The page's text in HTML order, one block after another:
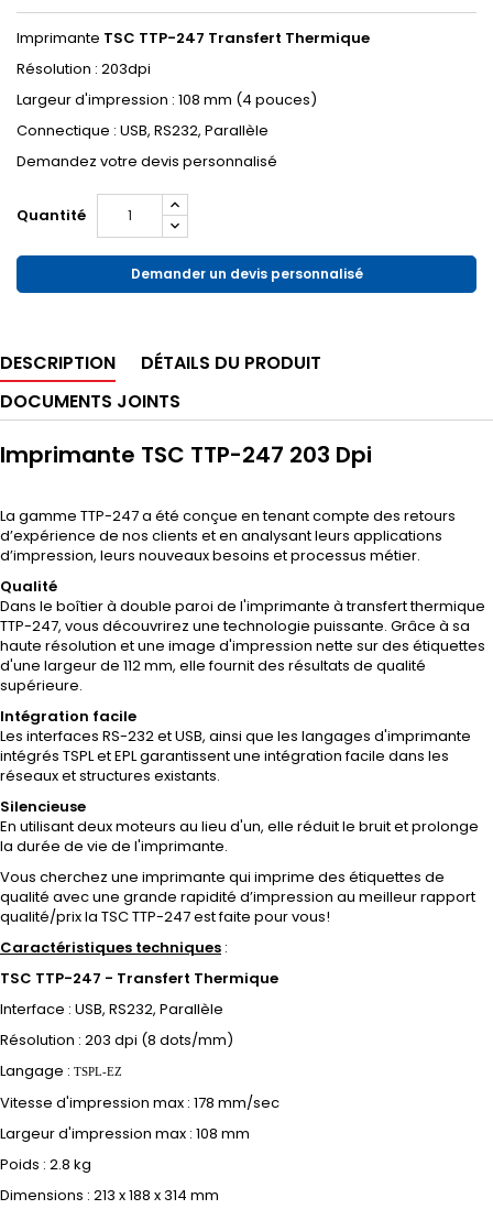
Imprimante TSC TTP-247 Transfert Thermique
Résolution : 203dpi
Largeur d'impression : 108 mm (4 pouces)
Connectique : USB, RS232, Parallèle
Demandez votre devis personnalisé
Quantité
Demander un devis personnalisé
DESCRIPTION
DÉTAILS DU PRODUIT
DOCUMENTS JOINTS
Imprimante TSC TTP-247 203 Dpi
La gamme TTP-247 a été conçue en tenant compte des retours
d’expérience de nos clients et en analysant leurs applications
d’impression, leurs nouveaux besoins et processus métier.
Qualité
Dans le boîtier à double paroi de l'imprimante à transfert thermique
TTP-247, vous découvrirez une technologie puissante. Grâce à sa
haute résolution et une image d'impression nette sur des étiquettes
d'une largeur de 112 mm, elle fournit des résultats de qualité
supérieure.
Intégration facile
Les interfaces RS-232 et USB, ainsi que les langages d'imprimante
intégrés TSPL et EPL garantissent une intégration facile dans les
réseaux et structures existants.
Silencieuse
En utilisant deux moteurs au lieu d'un, elle réduit le bruit et prolonge
la durée de vie de l'imprimante.
Vous cherchez une imprimante qui imprime des étiquettes de
qualité avec une grande rapidité d’impression au meilleur rapport
qualité/prix la TSC TTP-247 est faite pour vous!
Caractéristiques techniques :
TSC TTP-247 - Transfert Thermique
Interface : USB, RS232, Parallèle
Résolution : 203 dpi (8 dots/mm)
Langage : TSPL-EZ
Vitesse d'impression max : 178 mm/sec
Largeur d'impression max : 108 mm
Poids : 2.8 kg
Dimensions : 213 x 188 x 314 mm